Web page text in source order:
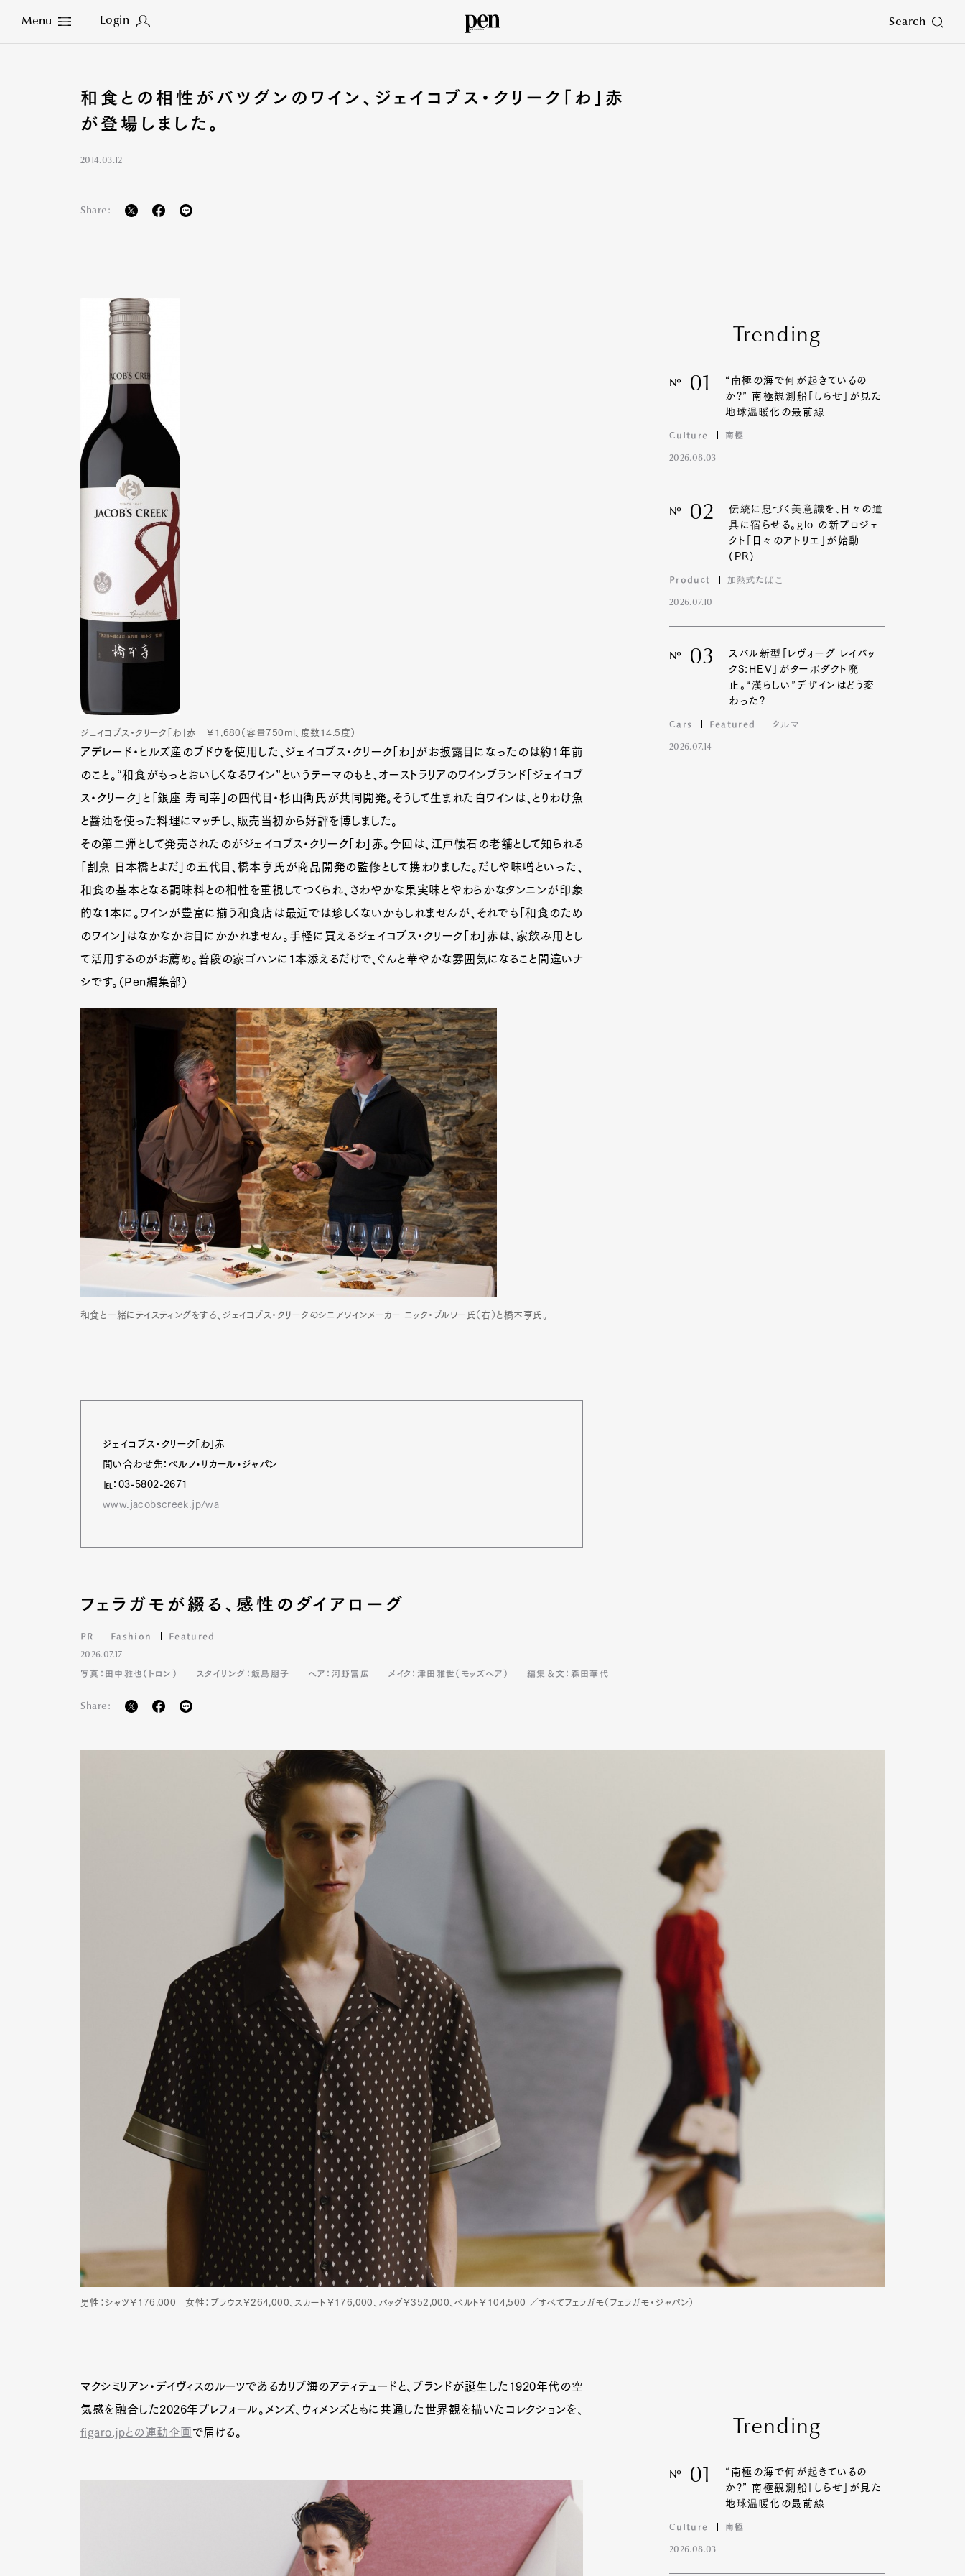
Menu Login Search
Close
Pen Membership Magazine Official Columnist About
和食との相性がバツグンのワイン、ジェイコブス・クリーク「わ」赤
が登場しました。
2014.03.12
Share:
ジェイコブス・クリーク「わ」赤 ￥1,680（容量750ml、度数14.5度）
アデレード・ヒルズ産のブドウを使用した、ジェイコブス・クリーク「わ」がお披露目になったのは約１年前
のこと。“和食がもっとおいしくなるワイン”というテーマのもと、オーストラリアのワインブランド「ジェイコブ
ス・クリーク」と「銀座 寿司幸」の四代目・杉山衛氏が共同開発。そうして生まれた白ワインは、とりわけ魚
と醤油を使った料理にマッチし、販売当初から好評を博しました。
その第二弾として発売されたのがジェイコブス・クリーク「わ」赤。今回は、江戸懐石の老舗として知られる
「割烹 日本橋とよだ」の五代目、橋本亨氏が商品開発の監修として携わりました。だしや味噌といった、
和食の基本となる調味料との相性を重視してつくられ、さわやかな果実味とやわらかなタンニンが印象
的な１本に。ワインが豊富に揃う和食店は最近では珍しくないかもしれませんが、それでも「和食のため
のワイン」はなかなかお目にかかれません。手軽に買えるジェイコブス・クリーク「わ」赤は、家飲み用とし
て活用するのがお薦め。普段の家ゴハンに１本添えるだけで、ぐんと華やかな雰囲気になること間違いナ
シです。（Pen編集部）
和食と一緒にテイスティングをする、ジェイコブス・クリークのシニアワインメーカー ニック・ブルワー氏（右）と橋本亨氏。
ジェイコブス・クリーク「わ」赤
問い合わせ先：ペルノ・リカール・ジャパン
℡：03-5802-2671
www.jacobscreek.jp/wa
Trending
Nº 01
“南極の海で何が起きているの
か?” 南極観測船「しらせ」が見た
地球温暖化の最前線
Culture 南極
2026.08.03
Nº 02
伝統に息づく美意識を、日々の道
具に宿らせる。glo の新プロジェ
クト「日々のアトリエ」が始動
(PR)
Product 加熱式たばこ
2026.07.10
Nº 03
スバル新型「レヴォーグ レイバッ
クS:HEV」がターボダクト廃
止。“漢らしい”デザインはどう変
わった?
Cars Featured クルマ
2026.07.14
フェラガモが綴る、感性のダイアローグ
PR Fashion Featured
2026.07.17
写真：田中雅也（トロン） スタイリング：飯島朋子 ヘア：河野富広 メイク：津田雅世（モッズヘア） 編集＆文：森田華代
Share:
男性：シャツ￥176,000 女性：ブラウス￥264,000、スカート￥176,000、バッグ￥352,000、ベルト￥104,500 ／すべてフェラガモ（フェラガモ・ジャパン）
マクシミリアン・デイヴィスのルーツであるカリブ海のアティテュードと、ブランドが誕生した1920年代の空
気感を融合した2026年プレフォール。メンズ、ウィメンズともに共通した世界観を描いたコレクションを、
figaro.jpとの連動企画で届ける。 Trending
Nº 01
“南極の海で何が起きているの
か?” 南極観測船「しらせ」が見た
地球温暖化の最前線
Culture 南極
2026.08.03